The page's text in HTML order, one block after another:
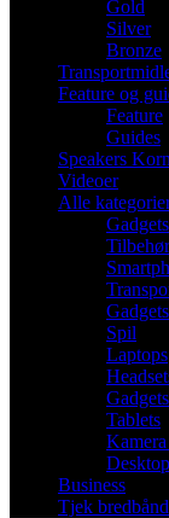
Gold
Silver
Bronze
Feature og
Feature
Guides
Speakers
Videoer
Alle
Gadgets
Tilbehør
Spil
Laptops
Tablets
Business
Tjek